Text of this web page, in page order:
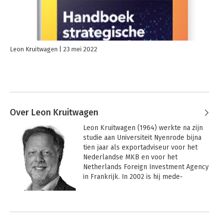
vragen uit de oefentoetsen voor studenten en daarnaast een
set unieke vragen voor de docent: ideaal voor een tentamen!
Toetsen kunnen worden geëxporteerd naar diverse formats.
Leon Kruitwagen 23 mei 2022
Over Leon Kruitwagen
Leon Kruitwagen (1964) werkte na zijn
studie aan Universiteit Nyenrode bijna
tien jaar als exportadviseur voor het
Nederlandse MKB en voor het
Netherlands Foreign Investment Agency
in Frankrijk. In 2002 is hij mede-